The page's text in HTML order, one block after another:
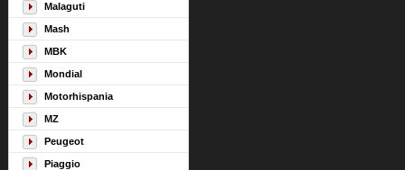
Malaguti
Mash
MBK
Mondial
Motorhispania
MZ
Peugeot
Piaggio